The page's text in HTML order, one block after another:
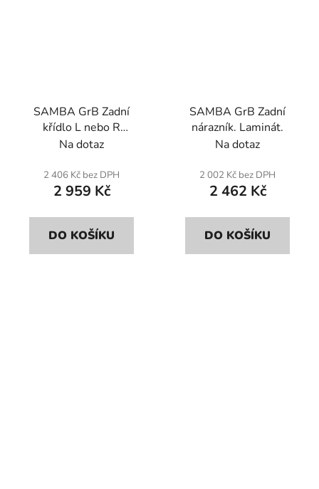
SAMBA GrB Zadní
křídlo L nebo R
(jednotka). Sklolaminát.
Na dotaz
2 406 Kč bez DPH
2 959 Kč
DO KOŠÍKU
SAMBA GrB Zadní
nárazník. Laminát.
Na dotaz
2 002 Kč bez DPH
2 462 Kč
DO KOŠÍKU